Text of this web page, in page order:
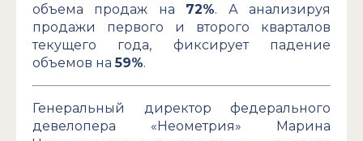
объема продаж на 72%. А анализируя
продажи первого и второго кварталов
текущего года, фиксирует падение
объемов на59%.
Генеральный директор федерального
девелопера «Неометрия» Марина